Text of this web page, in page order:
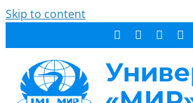
Skip to content